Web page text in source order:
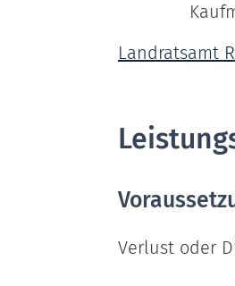
Landratsamt
Verlust oder